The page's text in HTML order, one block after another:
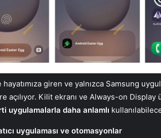
giren ve yalnızca Samsung
açılıyor. Kilit ekranı ve Always-on
uygulamalarla daha anlamlı
uygulaması ve otomasyonlar